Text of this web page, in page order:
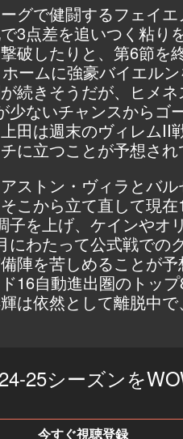
グで健闘するフェイ
3点差を追いつく粘り
破したりと、第6節を
ームに強豪バイエル
続きそうだが、ヒメ
ないチャンスからゴ
田は週末のヴィレムII
に立つことが予想され
ストン・ヴィラとバ
こから立て直して現
子を上げ、ケインやオ
にわたって公式戦での
陣を苦しめることが
16自動進出圏のトッ
は依然として離脱中
25シーズンを
今すぐ視聴登録